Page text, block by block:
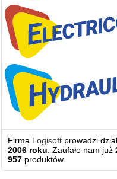
Firma Logisoft prowadzi
2006 roku . Zaufało nam już
957 produktów.